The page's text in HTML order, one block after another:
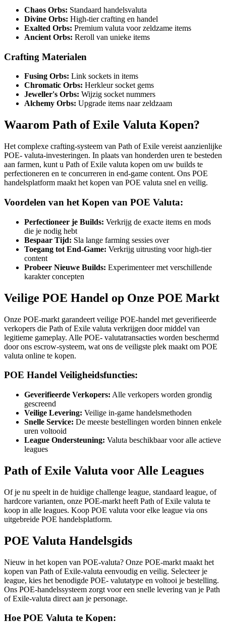
Chaos Orbs: Standaard handelsvaluta
Divine Orbs: High-tier crafting en handel
Exalted Orbs: Premium valuta voor zeldzame items
Ancient Orbs: Reroll van unieke items
Crafting Materialen
Fusing Orbs: Link sockets in items
Chromatic Orbs: Herkleur socket gems
Jeweller's Orbs: Wijzig socket nummers
Alchemy Orbs: Upgrade items naar zeldzaam
Waarom Path of Exile Valuta Kopen?
Het complexe crafting-systeem van Path of Exile vereist aanzienlijke
POE- valuta-investeringen. In plaats van honderden uren te besteden
aan farmen, kunt u Path of Exile valuta kopen om uw builds te
perfectioneren en te concurreren in end-game content. Ons POE
handelsplatform maakt het kopen van POE valuta snel en veilig.
Voordelen van het Kopen van POE Valuta:
Perfectioneer je Builds: Verkrijg de exacte items en mods
die je nodig hebt
Bespaar Tijd: Sla lange farming sessies over
Toegang tot End-Game: Verkrijg uitrusting voor high-tier
content
Probeer Nieuwe Builds: Experimenteer met verschillende
karakter concepten
Veilige POE Handel op Onze POE Markt
Onze POE-markt garandeert veilige POE-handel met geverifieerde
verkopers die Path of Exile valuta verkrijgen door middel van
legitieme gameplay. Alle POE- valutatransacties worden beschermd
door ons escrow-systeem, wat ons de veiligste plek maakt om POE
valuta online te kopen.
POE Handel Veiligheidsfuncties:
Geverifieerde Verkopers: Alle verkopers worden grondig
gescreend
Veilige Levering: Veilige in-game handelsmethoden
Snelle Service: De meeste bestellingen worden binnen enkele
uren voltooid
League Ondersteuning: Valuta beschikbaar voor alle actieve
leagues
Path of Exile Valuta voor Alle Leagues
Of je nu speelt in de huidige challenge league, standaard league, of
hardcore varianten, onze POE-markt heeft Path of Exile valuta te
koop in alle leagues. Koop POE valuta voor elke league via ons
uitgebreide POE handelsplatform.
POE Valuta Handelsgids
Nieuw in het kopen van POE-valuta? Onze POE-markt maakt het
kopen van Path of Exile-valuta eenvoudig en veilig. Selecteer je
league, kies het benodigde POE- valutatype en voltooi je bestelling.
Ons POE-handelssysteem zorgt voor een snelle levering van je Path
of Exile-valuta direct aan je personage.
Hoe POE Valuta te Kopen: